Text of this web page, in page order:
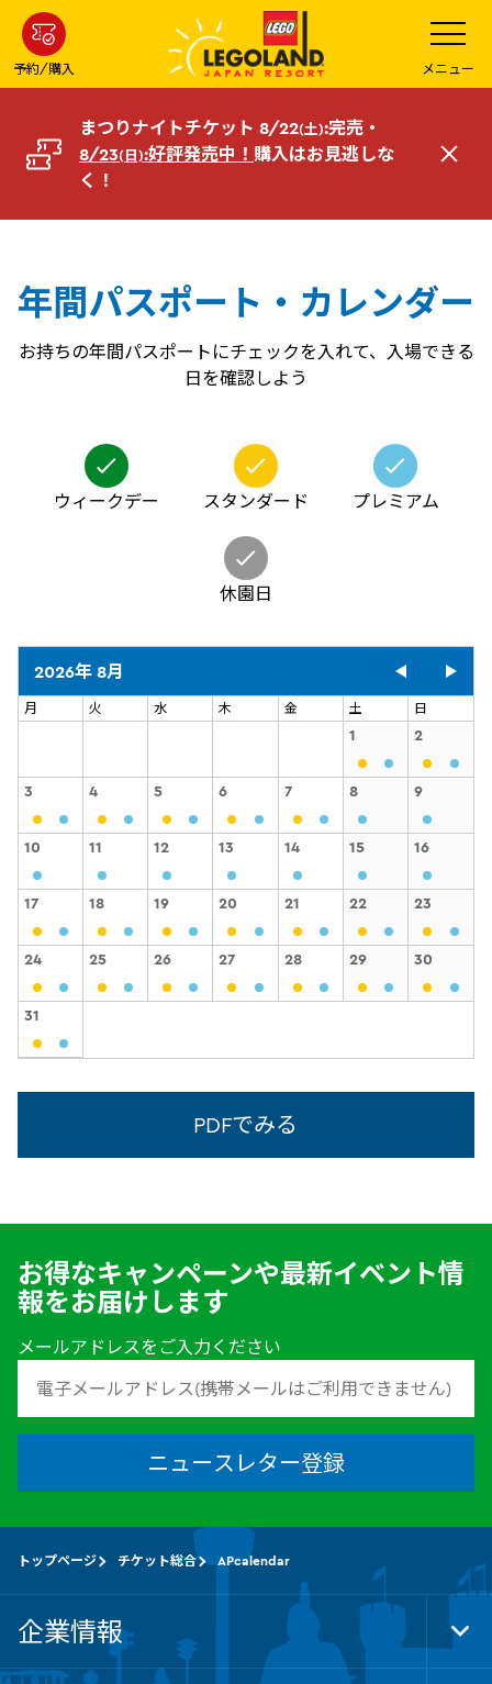
ン
コ
へ
予約/購入
メ
ニ
ュ
ー
を
開
メニュー
まつりナイトチケット 8/22(土):完売・
8/23(日):好評発売中！ 購入はお見逃しな
く！
閉
年間パスポート・カレンダー
お持ちの年間パスポートにチェックを入れて、入場できる
日を確認しよう
ウィークデー スタンダード プレミアム
休園日
2026年 8月
月 火 水 木 金 土 日
1 2
3 4 5 6 7 8 9
10 11 12 13 14 15 16
17 18 19 20 21 22 23
24 25 26 27 28 29 30
31
PDFでみる
お得なキャンペーンや最新イベント情
報をお届けします
メールアドレスをご入力ください
ニュースレター登録
トップページ チケット総合 APcalendar
企業情報